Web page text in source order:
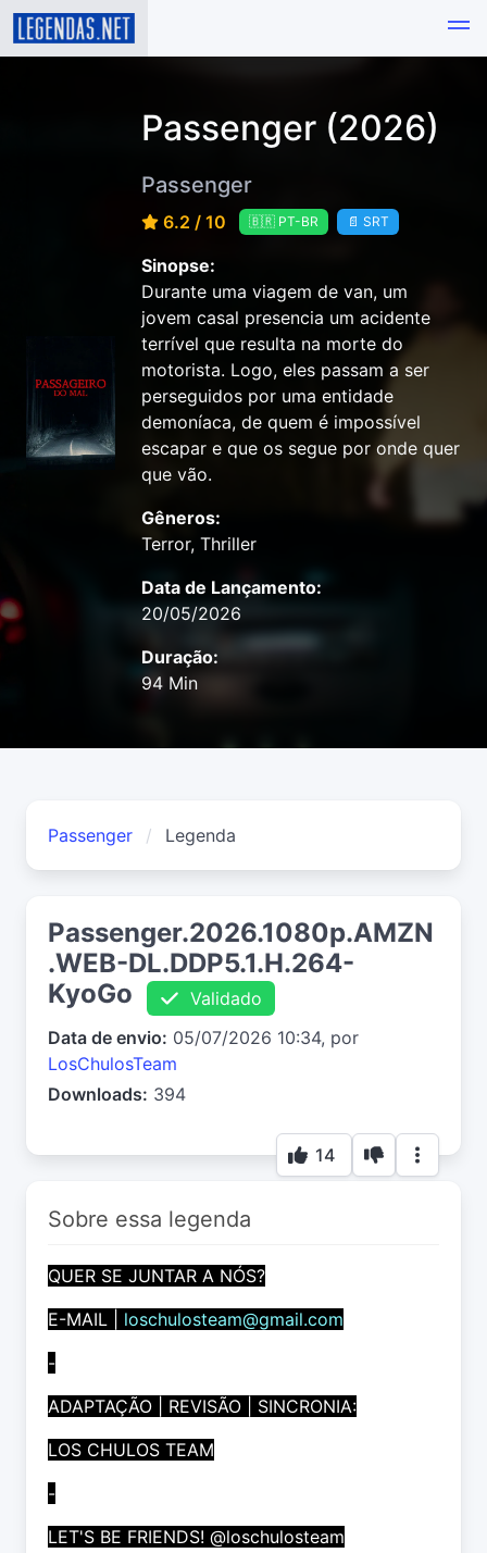
Passenger (2026)
Passenger
6.2 / 10 🇧🇷 PT-BR 📄 SRT
Sinopse:
Durante uma viagem de van, um
jovem casal presencia um acidente
terrível que resulta na morte do
motorista. Logo, eles passam a ser
perseguidos por uma entidade
demoníaca, de quem é impossível
escapar e que os segue por onde quer
que vão.
Gêneros:
Terror, Thriller
Data de Lançamento:
20/05/2026
Duração:
94 Min
Passenger Legenda
Passenger.2026.1080p.AMZN
.WEB-DL.DDP5.1.H.264-
KyoGo
Validado
Data de envio: 05/07/2026 10:34, por
LosChulosTeam
Downloads: 394
14
Sobre essa legenda
QUER SE JUNTAR A NÓS?
E-MAIL | loschulosteam@gmail.com
-
ADAPTAÇÃO | REVISÃO | SINCRONIA:
LOS CHULOS TEAM
-
LET'S BE FRIENDS! @loschulosteam